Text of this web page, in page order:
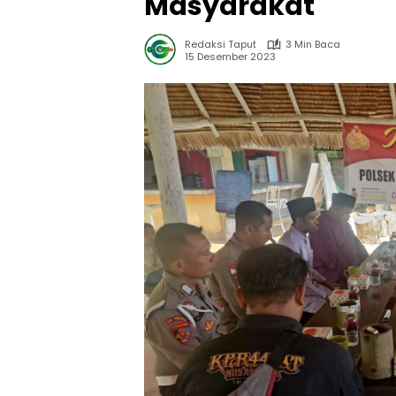
Redaksi Taput
3 Min Baca
15 Desember 2023